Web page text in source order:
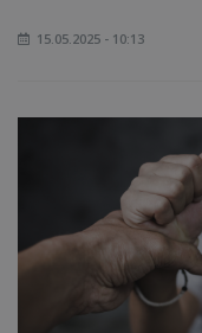
15.05.2025 - 10:13